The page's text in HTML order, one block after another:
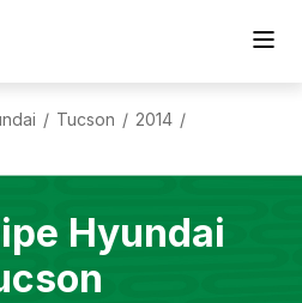
/ Tucson / 2014 /
Hyundai